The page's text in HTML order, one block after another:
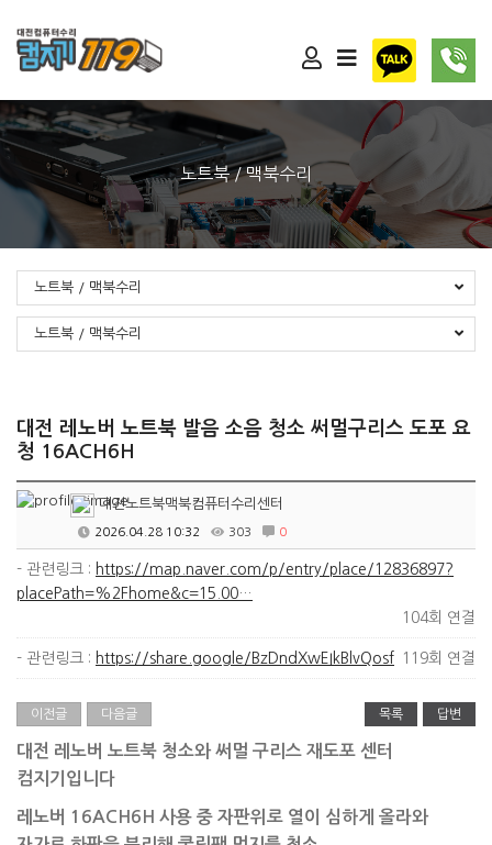
노트북 / 맥북수리
노트북 / 맥북수리
노트북 / 맥북수리
대전 레노버 노트북 발음 소음 청소 써멀구리스 도포 요
청 16ACH6H
대전노트북맥북컴퓨터수리센터
2026.04.28 10:32 303 0
- 관련링크 : https://map.naver.com/p/entry/place/12836897?
placePath=%2Fhome&c=15.00…
104회 연결
- 관련링크 : https://share.google/BzDndXwEIkBlvQosf 119회 연결
이전글 다음글 목록 답변
대전 레노버 노트북 청소와 써멀 구리스 재도포 센터
컴지기입니다
레노버 16ACH6H 사용 중 자판위로 열이 심하게 올라와